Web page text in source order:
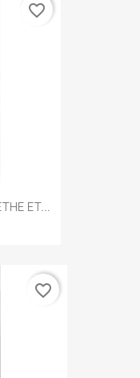
ET...
favorite_border
favorite_border